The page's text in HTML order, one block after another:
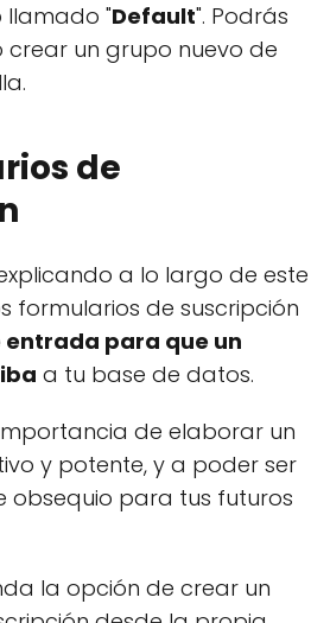
"Default". Podrás
crear un grupo nuevo de
de
a lo largo de este
formularios de suscripción
para que un
a tu base de datos.
de elaborar un
y potente, y a poder ser
obsequio para tus futuros
la opción de crear un